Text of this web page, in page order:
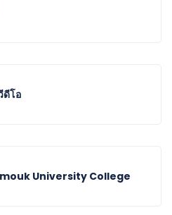
ดีโอ
University College